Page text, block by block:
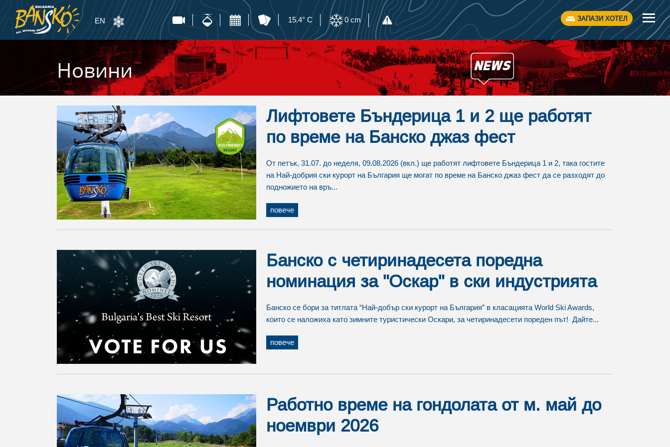
EN 15.4° C 0 cm ЗАПАЗИ ХОТЕЛ
Новини
Лифтовете Бъндерица 1 и 2 ще работят
по време на Банско джаз фест
От петък, 31.07. до неделя, 09.08.2026 (вкл.) ще работят лифтовете Бъндерица 1 и 2, така гостите
на Най-добрия ски курорт на България ще могат по време на Банско джаз фест да се разходят до
подножието на връ...
повече
Банско с четиринадесета поредна
номинация за "Оскар" в ски индустрията
Банско се бори за титлата “Най-добър ски курорт на България” в класацията World Ski Awards,
които се наложиха като зимните туристически Оскари, за четиринадесети пореден път! Дайте...
повече
Работно време на гондолата от м. май до
ноември 2026